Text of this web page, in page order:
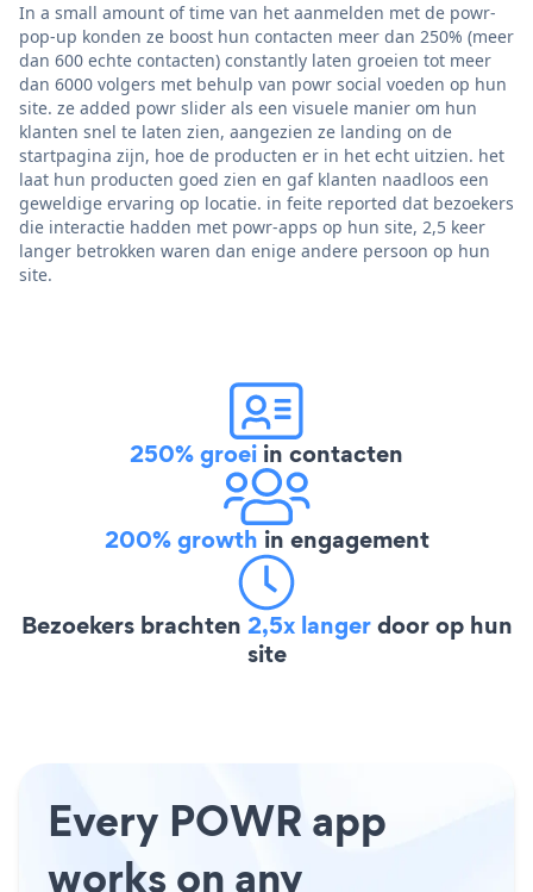
In a small amount of time van het aanmelden met de powr-
pop-up konden ze boost hun contacten meer dan 250% (meer
dan 600 echte contacten) constantly laten groeien tot meer
dan 6000 volgers met behulp van powr social voeden op hun
site. ze added powr slider als een visuele manier om hun
klanten snel te laten zien, aangezien ze landing on de
startpagina zijn, hoe de producten er in het echt uitzien. het
laat hun producten goed zien en gaf klanten naadloos een
geweldige ervaring op locatie. in feite reported dat bezoekers
die interactie hadden met powr-apps op hun site, 2,5 keer
langer betrokken waren dan enige andere persoon op hun
site.
250% groei in contacten
200% growth in engagement
Bezoekers brachten 2,5x langerdoor op hun
site
Every POWR app
works on any